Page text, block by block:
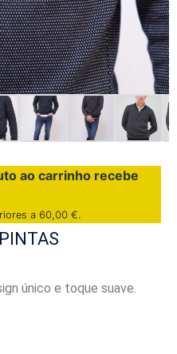
ao carrinho recebe
a 60,00 €.
único e toque suave.